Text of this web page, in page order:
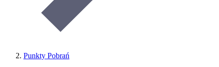
Punkty Pobrań